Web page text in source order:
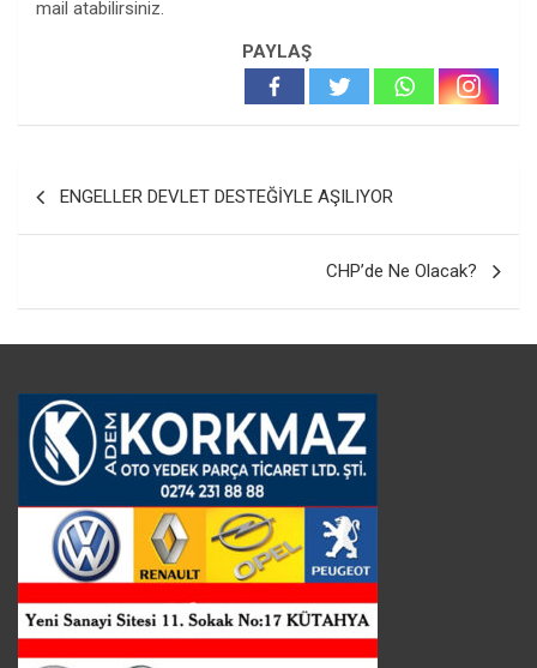
mail atabilirsiniz.
PAYLAŞ
ENGELLER DEVLET DESTEĞİYLE AŞILIYOR
CHP’de Ne Olacak?